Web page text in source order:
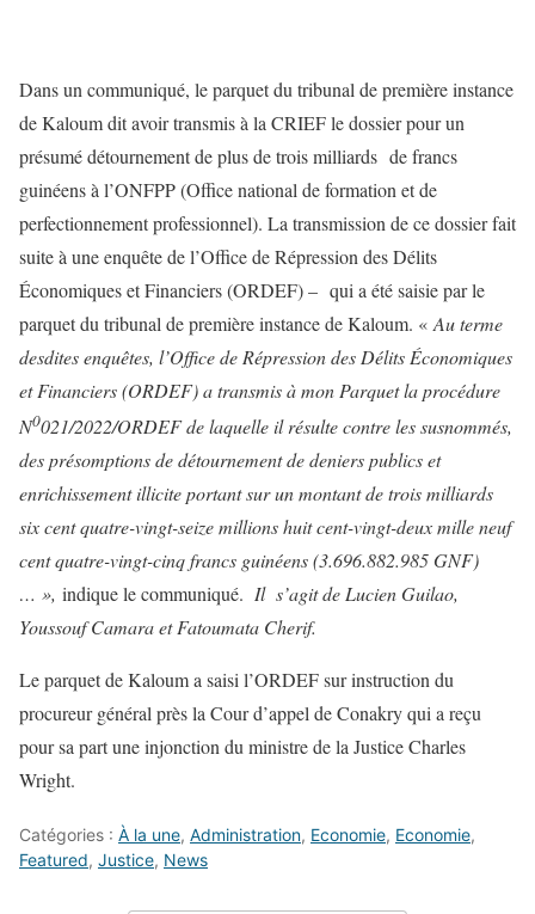
Dans un communiqué, le parquet du tribunal de première instance
de Kaloum dit avoir transmis à la CRIEF le dossier pour un
présumé détournement de plus de trois milliards de francs
guinéens à l’ONFPP (Office national de formation et de
perfectionnement professionnel). La transmission de ce dossier fait
suite à une enquête de l’Office de Répression des Délits
Économiques et Financiers (ORDEF) – qui a été saisie par le
parquet du tribunal de première instance de Kaloum. « Au terme
desdites enquêtes, l’Office de Répression des Délits Économiques
et Financiers (ORDEF) a transmis à mon Parquet la procédure
N0021/2022/ORDEF de laquelle il résulte contre les susnommés,
des présomptions de détournement de deniers publics et
enrichissement illicite portant sur un montant de trois milliards
six cent quatre-vingt-seize millions huit cent-vingt-deux mille neuf
cent quatre-vingt-cinq francs guinéens (3.696.882.985 GNF)
… », indique le communiqué. Il s’agit de Lucien Guilao,
Youssouf Camara et Fatoumata Cherif.
Le parquet de Kaloum a saisi l’ORDEF sur instruction du
procureur général près la Cour d’appel de Conakry qui a reçu
pour sa part une injonction du ministre de la Justice Charles
Wright.
Catégories : À la une, Administration, Economie, Economie,
Featured, Justice, News